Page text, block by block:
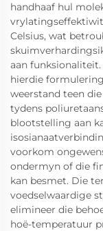
handhaaf hul
Celsius, wat
aan
hierdie
weerstand teen
tydens
blootstelling aan
voorkom
ondermyn of die
kan besmet. Die
voedselwaardige
elimineer die
hoë-temperatuur